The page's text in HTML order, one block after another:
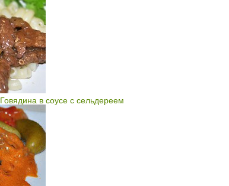
Говядина в соусе с сельдереем